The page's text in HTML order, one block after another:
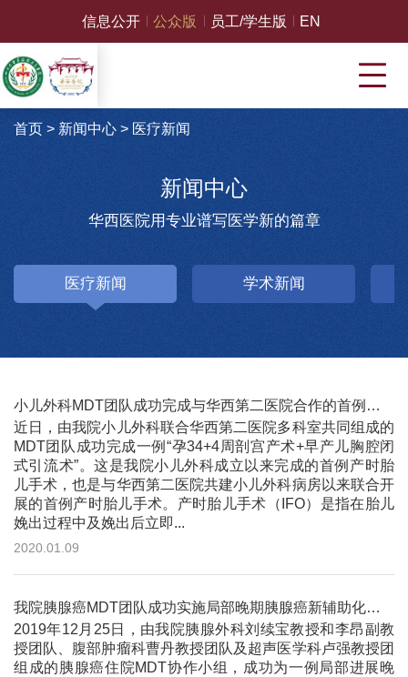
信息公开 公众版 员工/学生版 EN
首页 > 新闻中心> 医疗新闻
新闻中心
华西医院用专业谱写医学新的篇章
医疗新闻 学术新闻
小儿外科MDT团队成功完成与华西第二医院合作的首例产时胎儿手术
近日，由我院小儿外科联合华西第二医院多科室共同组成的
MDT团队成功完成一例“孕34+4周剖宫产术+早产儿胸腔闭
式引流术”。这是我院小儿外科成立以来完成的首例产时胎
儿手术，也是与华西第二医院共建小儿外科病房以来联合开
展的首例产时胎儿手术。产时胎儿手术（IFO）是指在胎儿
娩出过程中及娩出后立即...
2020.01.09
我院胰腺癌MDT团队成功实施局部晚期胰腺癌新辅助化疗后降期切除术
2019年12月25日，由我院胰腺外科刘续宝教授和李昂副教
授团队、腹部肿瘤科曹丹教授团队及超声医学科卢强教授团
组成的胰腺癌住院MDT协作小组，成功为一例局部进展晚